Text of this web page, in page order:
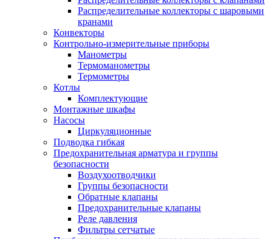
Распределительные коллекторы с шаровыми
кранами
Конвекторы
Контрольно-измерительные приборы
Манометры
Термоманометры
Термометры
Котлы
Комплектующие
Монтажные шкафы
Насосы
Циркуляционные
Подводка гибкая
Предохранительная арматура и группы
безопасности
Воздухоотводчики
Группы безопасности
Обратные клапаны
Предохранительные клапаны
Реле давления
Фильтры сетчатые